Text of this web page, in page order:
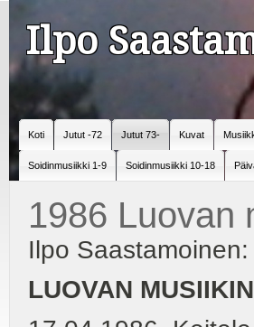
Ilpo
Koti Jutut -72 Jutut 73- Kuvat
Soidinmusiikki 1-9 Soidinmusiikki 10-18
1986 Luovan
Ilpo Saastamoinen:
LUOVAN